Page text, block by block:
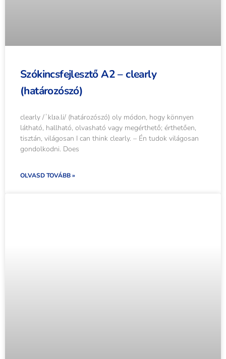
Szókincsfejlesztő A2 – clearly
(határozószó)
clearly /ˈklɪə.li/ (határozószó) oly módon, hogy könnyen
látható, hallható, olvasható vagy megérthető; érthetően,
tisztán, világosan I can think clearly. – Én tudok világosan
gondolkodni. Does
OLVASD TOVÁBB »